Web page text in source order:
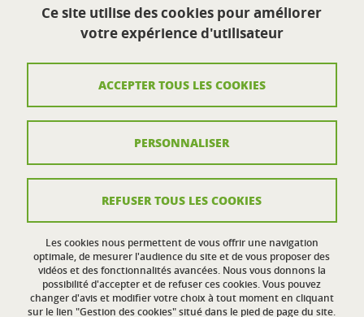
Site de Valence :
Centre sportif universitaire
Route de Malissard
Contact
Mentions légales
Données personnelles
Politique des cookies
Gestion des cookies
Ce site utilise des cookies pour améliorer
votre expérience d'utilisateur
Les cookies nous permettent de vous offrir une navigation
optimale, de mesurer l'audience du site et de vous proposer des
vidéos et des fonctionnalités avancées. Nous vous donnons la
possibilité d'accepter et de refuser ces cookies. Vous pouvez
changer d'avis et modifier votre choix à tout moment en cliquant
sur le lien "Gestion des cookies" situé dans le pied de page du site.
ACCEPTER TOUS LES COOKIES
REFUSER TOUS LES COOKIES
PERSONNALISER